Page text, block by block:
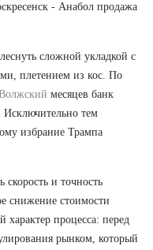
- Анабол продажа
сложной укладкой с
плетением из кос. По
месяцев банк
тем
избрание Трампа
и точность
снижение стоимости
характер процесса: перед
рынком, который